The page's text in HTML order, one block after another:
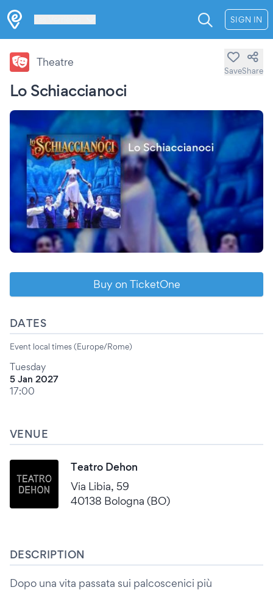
SIGN IN
Lo Schiaccianoci
Theatre
SaveShare
Buy on TicketOne
DATES
Event local times (Europe/Rome)
Tuesday
5 Jan 2027
17:00
VENUE
Teatro Dehon
Via Libia, 59
40138 Bologna (BO)
DESCRIPTION
Dopo una vita passata sui palcoscenici più